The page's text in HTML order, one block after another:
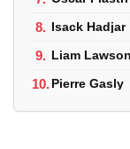
8. Isack Hadjar
9. Liam Lawson
10.Pierre Gasly